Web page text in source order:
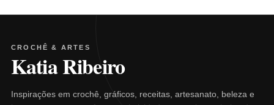
CROCHÊ & ARTES
Katia Ribeiro
Inspirações em crochê, gráficos, receitas, artesanato, beleza e